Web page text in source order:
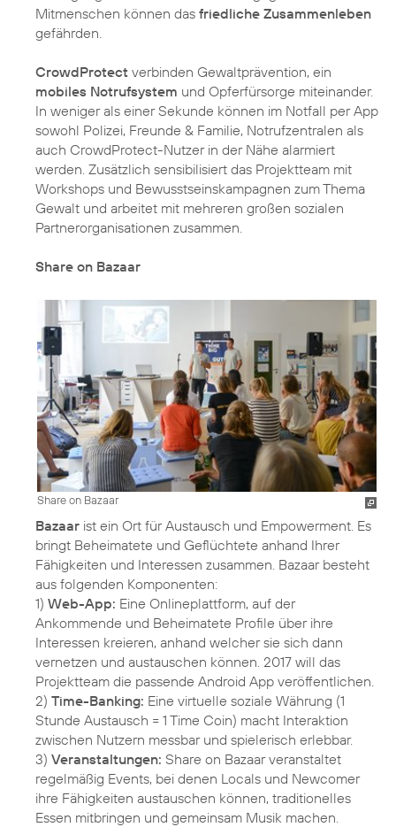
Mitmenschen können das friedliche Zusammenleben
gefährden.
CrowdProtect verbinden Gewaltprävention, ein
mobiles Notrufsystem und Opferfürsorge miteinander.
In weniger als einer Sekunde können im Notfall per App
sowohl Polizei, Freunde & Familie, Notrufzentralen als
auch CrowdProtect-Nutzer in der Nähe alarmiert
werden. Zusätzlich sensibilisiert das Projektteam mit
Workshops und Bewusstseinskampagnen zum Thema
Gewalt und arbeitet mit mehreren großen sozialen
Partnerorganisationen zusammen.
Share on Bazaar
Share on Bazaar
Bazaar ist ein Ort für Austausch und Empowerment. Es
bringt Beheimatete und Geflüchtete anhand Ihrer
Fähigkeiten und Interessen zusammen. Bazaar besteht
aus folgenden Komponenten:
1) Web-App: Eine Onlineplattform, auf der
Ankommende und Beheimatete Profile über ihre
Interessen kreieren, anhand welcher sie sich dann
vernetzen und austauschen können. 2017 will das
Projektteam die passende Android App veröffentlichen.
2) Time-Banking: Eine virtuelle soziale Währung (1
Stunde Austausch = 1 Time Coin) macht Interaktion
zwischen Nutzern messbar und spielerisch erlebbar.
3) Veranstaltungen: Share on Bazaar veranstaltet
regelmäßig Events, bei denen Locals und Newcomer
ihre Fähigkeiten austauschen können, traditionelles
Essen mitbringen und gemeinsam Musik machen.